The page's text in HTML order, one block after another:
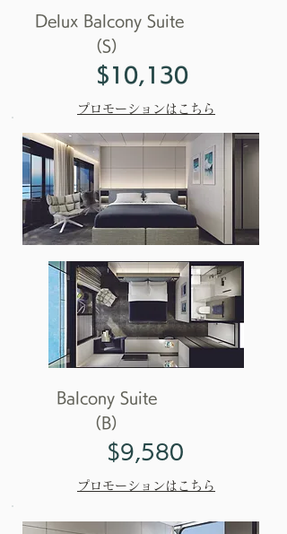
Delux Balcony Suite
（S）
$10,130
プロモーションはこちら
Balcony Suite
（B）
$9,580
プロモーションはこちら